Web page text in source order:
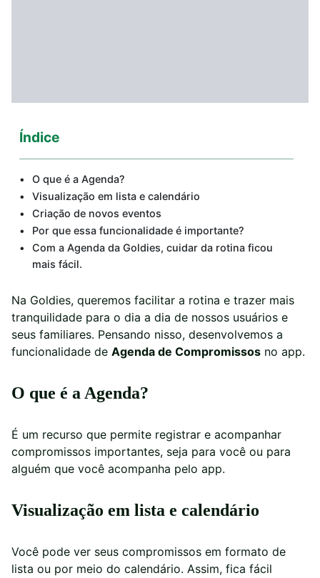
Índice
O que é a Agenda?
Visualização em lista e calendário
Criação de novos eventos
Por que essa funcionalidade é importante?
Com a Agenda da Goldies, cuidar da rotina ficou
mais fácil.
Na Goldies, queremos facilitar a rotina e trazer mais
tranquilidade para o dia a dia de nossos usuários e
seus familiares. Pensando nisso, desenvolvemos a
funcionalidade de Agenda de Compromissos no app.
O que é a Agenda?
É um recurso que permite registrar e acompanhar
compromissos importantes, seja para você ou para
alguém que você acompanha pelo app.
Visualização em lista e calendário
Você pode ver seus compromissos em formato de
lista ou por meio do calendário. Assim, fica fácil